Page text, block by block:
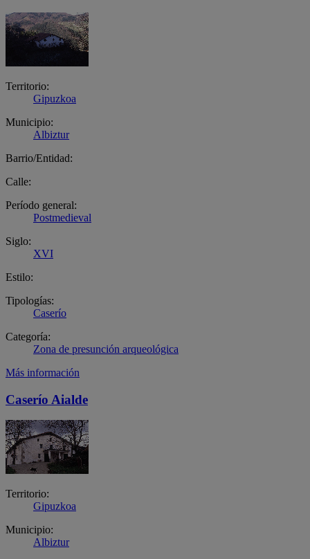
Territorio:
Gipuzkoa
Municipio:
Albiztur
Barrio/Entidad:
Calle:
Período general:
Postmedieval
Siglo:
XVI
Estilo:
Tipologías:
Caserío
Categoría:
Zona de presunción arqueológica
Más información
Caserío Aialde
Territorio:
Gipuzkoa
Municipio:
Albiztur